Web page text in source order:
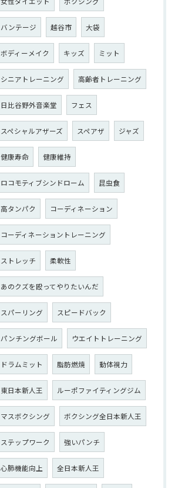
バンテージ 越谷市 大袋
ボディーメイク キッズ ミット
シニアトレーニング 高齢者トレーニング
日比谷野外音楽堂 フェス
スペシャルアザーズ スペアザ ジャズ
健康寿命 健康維持
ロコモティブシンドローム 昆虫食
高タンパク コーディネーション
コーディネーショントレーニング
ストレッチ 柔軟性
あのクズを殴ってやりたいんだ
スパーリング スピードバック
パンチングボール ウエイトトレーニング
ドラムミット 脂肪燃焼 動体視力
東日本新人王 ルーポファイティングジム
マスボクシング ボクシング全日本新人王
ステップワーク 強いパンチ
心肺機能向上 全日本新人王